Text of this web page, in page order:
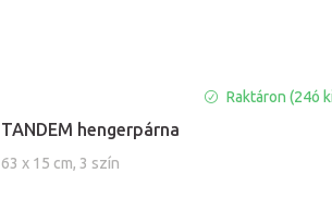
TANDEM hengerpárna
63 x 15 cm, 3 szín
átlagos
értékelése
Raktáron (24ó